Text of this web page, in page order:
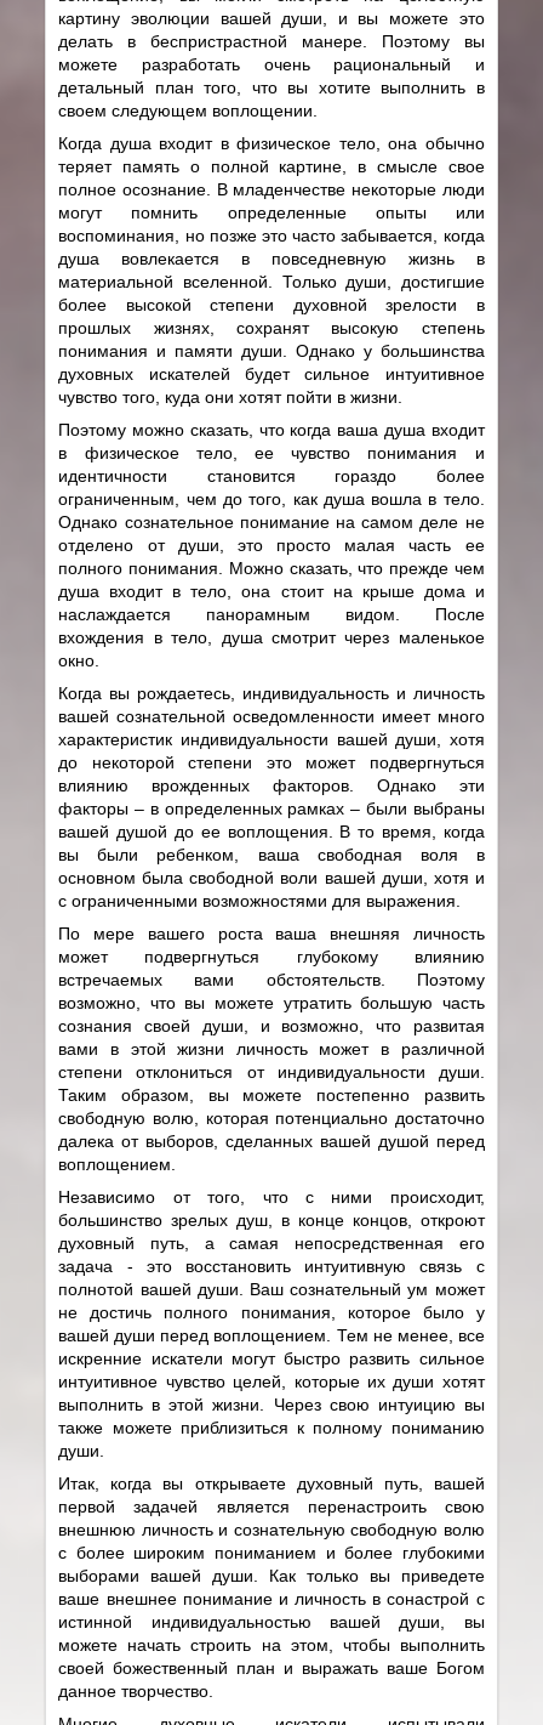
картину эволюции вашей души, и вы можете это
делать в беспристрастной манере. Поэтому вы
можете разработать очень рациональный и
детальный план того, что вы хотите выполнить в
своем следующем воплощении.
Когда душа входит в физическое тело, она обычно
теряет память о полной картине, в смысле свое
полное осознание. В младенчестве некоторые люди
могут помнить определенные опыты или
воспоминания, но позже это часто забывается, когда
душа вовлекается в повседневную жизнь в
материальной вселенной. Только души, достигшие
более высокой степени духовной зрелости в
прошлых жизнях, сохранят высокую степень
понимания и памяти души. Однако у большинства
духовных искателей будет сильное интуитивное
чувство того, куда они хотят пойти в жизни.
Поэтому можно сказать, что когда ваша душа входит
в физическое тело, ее чувство понимания и
идентичности становится гораздо более
ограниченным, чем до того, как душа вошла в тело.
Однако сознательное понимание на самом деле не
отделено от души, это просто малая часть ее
полного понимания. Можно сказать, что прежде чем
душа входит в тело, она стоит на крыше дома и
наслаждается панорамным видом. После
вхождения в тело, душа смотрит через маленькое
окно.
Когда вы рождаетесь, индивидуальность и личность
вашей сознательной осведомленности имеет много
характеристик индивидуальности вашей души, хотя
до некоторой степени это может подвергнуться
влиянию врожденных факторов. Однако эти
факторы – в определенных рамках – были выбраны
вашей душой до ее воплощения. В то время, когда
вы были ребенком, ваша свободная воля в
основном была свободной воли вашей души, хотя и
с ограниченными возможностями для выражения.
По мере вашего роста ваша внешняя личность
может подвергнуться глубокому влиянию
встречаемых вами обстоятельств. Поэтому
возможно, что вы можете утратить большую часть
сознания своей души, и возможно, что развитая
вами в этой жизни личность может в различной
степени отклониться от индивидуальности души.
Таким образом, вы можете постепенно развить
свободную волю, которая потенциально достаточно
далека от выборов, сделанных вашей душой перед
воплощением.
Независимо от того, что с ними происходит,
большинство зрелых душ, в конце концов, откроют
духовный путь, а самая непосредственная его
задача - это восстановить интуитивную связь с
полнотой вашей души. Ваш сознательный ум может
не достичь полного понимания, которое было у
вашей души перед воплощением. Тем не менее, все
искренние искатели могут быстро развить сильное
интуитивное чувство целей, которые их души хотят
выполнить в этой жизни. Через свою интуицию вы
также можете приблизиться к полному пониманию
души.
Итак, когда вы открываете духовный путь, вашей
первой задачей является перенастроить свою
внешнюю личность и сознательную свободную волю
с более широким пониманием и более глубокими
выборами вашей души. Как только вы приведете
ваше внешнее понимание и личность в сонастрой с
истинной индивидуальностью вашей души, вы
можете начать строить на этом, чтобы выполнить
своей божественный план и выражать ваше Богом
данное творчество.